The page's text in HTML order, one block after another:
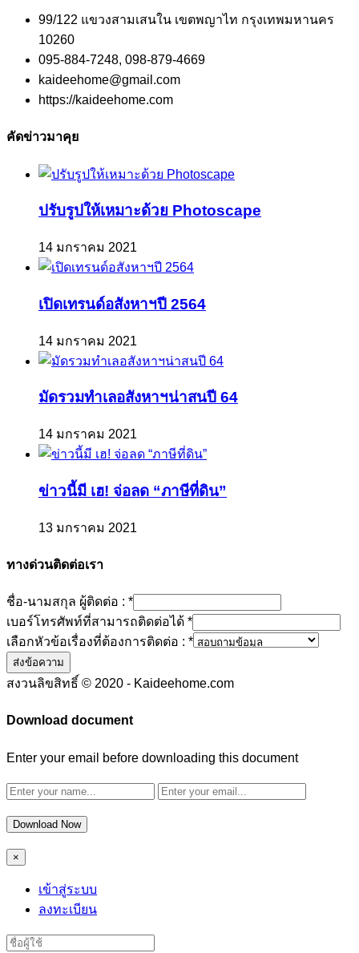
99/122 แขวงสามเสนใน เขตพญาไท กรุงเทพมหานคร
10260
095-884-7248, 098-879-4669
kaideehome@gmail.com
https://kaideehome.com
คัดข่าวมาคุย
ปรับรูปให้เหมาะด้วย Photoscape
14 มกราคม 2021
เปิดเทรนด์อสังหาฯปี 2564
14 มกราคม 2021
มัดรวมทำเลอสังหาฯน่าสนปี 64
14 มกราคม 2021
ข่าวนี้มี เฮ! จ่อลด “ภาษีที่ดิน”
13 มกราคม 2021
ทางด่วนติดต่อเรา
ชื่อ-นามสกุล ผู้ติดต่อ : *
เบอร์โทรศัพท์ที่สามารถติดต่อได้ *
เลือกหัวข้อเรื่องที่ต้องการติดต่อ : *
ส่งข้อความ
สงวนลิขสิทธิ์ © 2020 - Kaideehome.com
Download document
Enter your email before downloading this document
Download Now
×
เข้าสู่ระบบ
ลงทะเบียน